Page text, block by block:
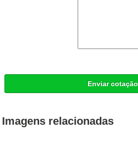
Enviar cotação
Imagens relacionadas